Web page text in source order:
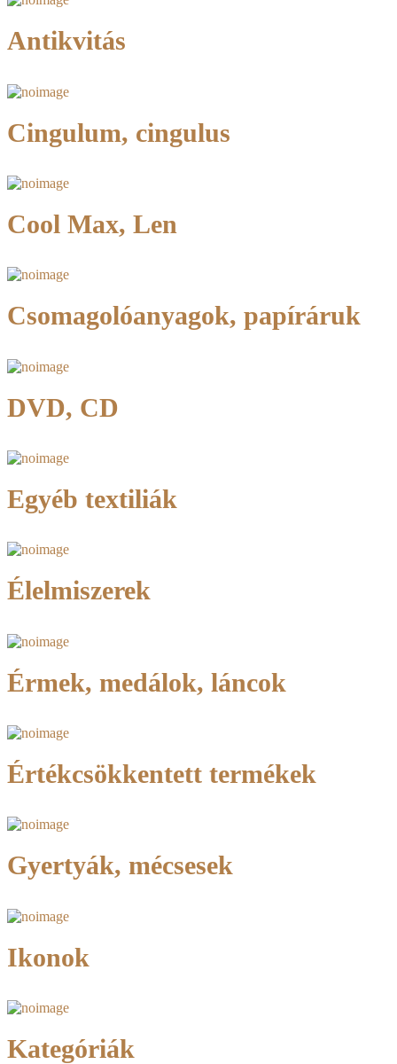
Antikvitás
Cingulum, cingulus
Cool Max, Len
Csomagolóanyagok, papíráruk
DVD, CD
Egyéb textiliák
Élelmiszerek
Érmek, medálok, láncok
Értékcsökkentett termékek
Gyertyák, mécsesek
Ikonok
Kategóriák